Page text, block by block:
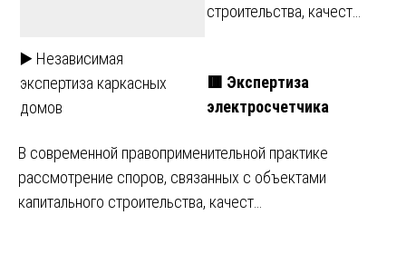
▶️ Независимая
экспертиза каркасных
домов
строительства, качест…
🟥 Экспертиза
электросчетчика
В современной правоприменительной практике
рассмотрение споров, связанных с объектами
капитального строительства, качест…